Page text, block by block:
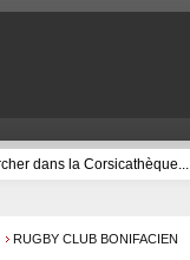
RUGBY CLUB BONIFACIEN